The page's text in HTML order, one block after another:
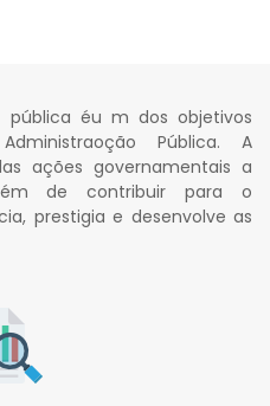
éu m dos objetivos
Pública. A
ações governamentais a
de contribuir para o
prestigia e desenvolve as